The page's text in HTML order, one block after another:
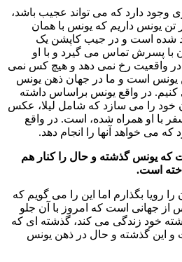
وجود دارد که می تواند عجیب باشد،
تن یونس داریم که یونس با همان
شده است و در جیب کاپشن یک
آن با پسرش تماس می گیرد و با او
در واقعیت رخ نمی دهد و هیچ کس نمی
یونس است و ما در جهان ذهن یونس
کنیم. در واقع یونس براساس داشته
خود را می سازد که شامل لیلا، عکس
با او همراه شده، است. در واقع
می خواهد آنها را انجام دهد.
یونس گذشته و حال را کنار هم
است.
رویا بگذارم اما این را می گویم که
از جهانی است که امروز با آن جلو
خود زندگی می کند، گذشته ای که
این گذشته و حال در ذهن یونس